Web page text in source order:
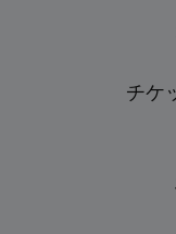
チケ